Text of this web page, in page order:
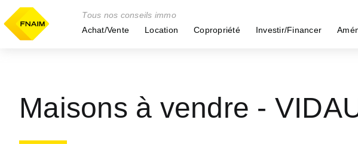
Tous nos conseils immo
Achat/Vente
Location Copropriété Investir/Financer
Maisons à vendre -